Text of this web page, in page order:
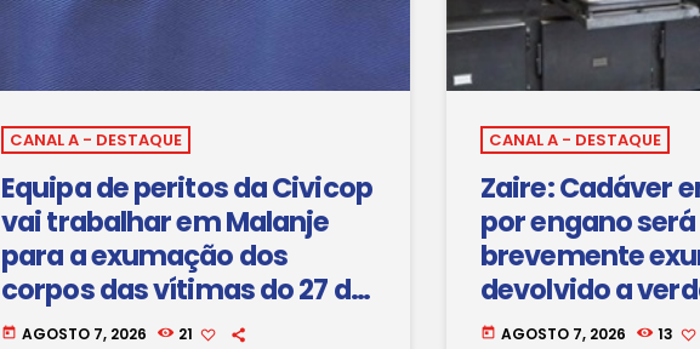
CANAL A - DESTAQUE
Equipa de peritos da Civicop
vai trabalhar em Malanje
para a exumação dos
corpos das vítimas do 27 de
Maio.
today AGOSTO 7, 2026 21
CANAL A - DESTAQUE
Zaire: Cadáver
por engano será
brevemente
devolvido a
família
today AGOSTO 7, 2026 13